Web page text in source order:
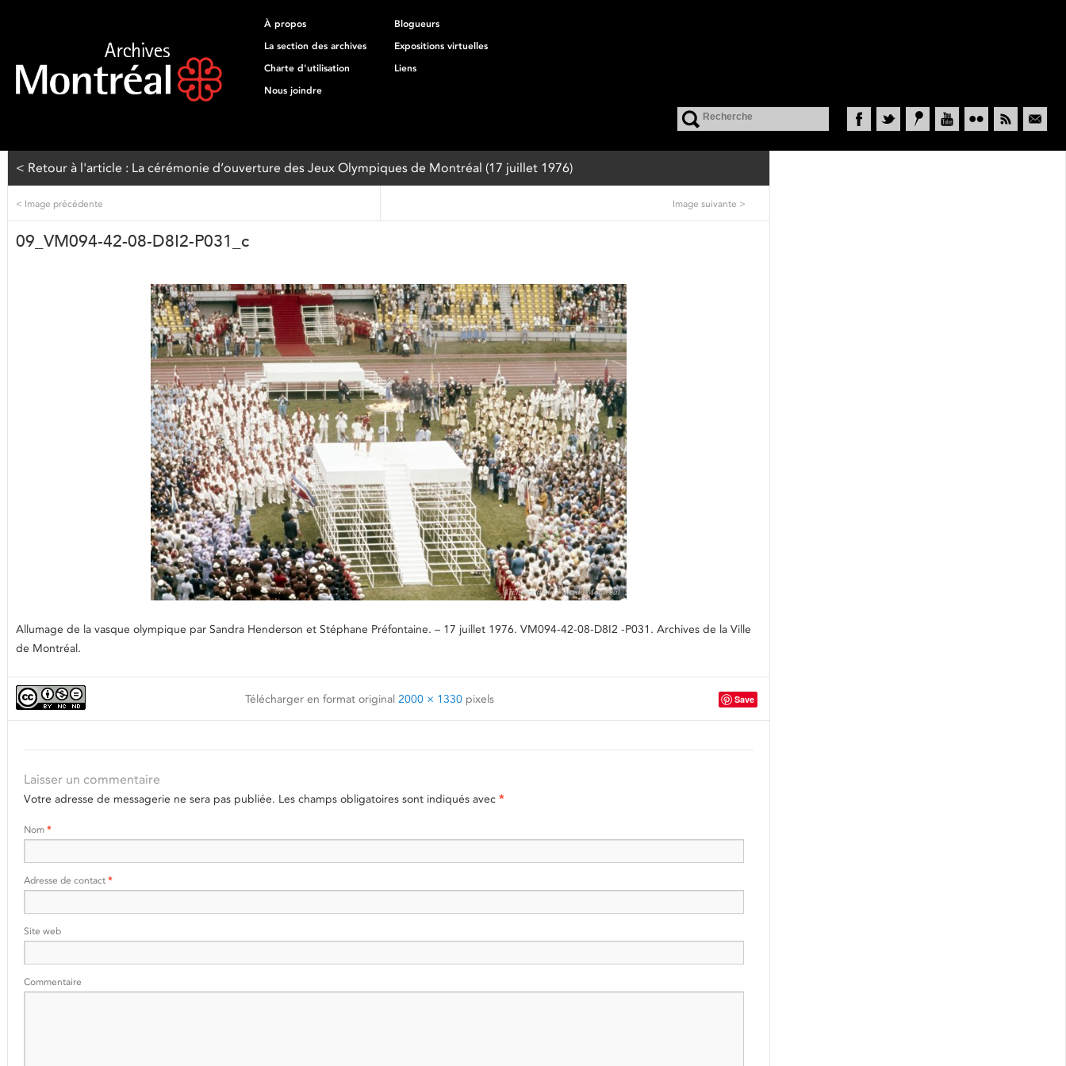
À propos
Blogueurs
La section des archives
Expositions virtuelles
Charte d'utilisation
Liens
Nous joindre
< Retour à l'article : La cérémonie d’ouverture des Jeux Olympiques de Montréal (17 juillet 1976)
< Image précédente Image suivante >
09_VM094-42-08-D8I2-P031_c
Allumage de la vasque olympique par Sandra Henderson et Stéphane Préfontaine. – 17 juillet 1976. VM094-42-08-D8I2 -P031. Archives de la Ville
de Montréal.
Télécharger en format original 2000 × 1330pixels Save
Laisser un commentaire
Votre adresse de messagerie ne sera pas publiée. Les champs obligatoires sont indiqués avec *
Nom *
Adresse de contact *
Site web
Commentaire